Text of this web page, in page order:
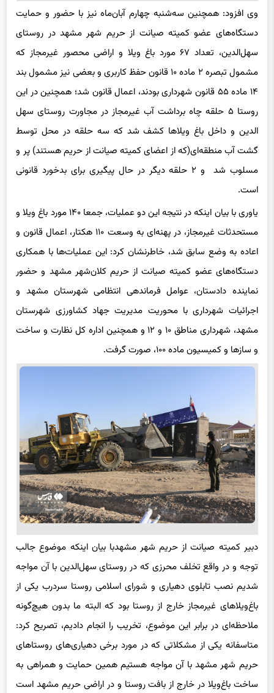
وی افزود: همچنین سه‌شنبه چهارم آبان‌ماه نیز با حضور و حمایت
دستگاه‌های عضو کمیته صیانت از حریم شهر مشهد در روستای
سهل‌الدین، تعداد ۶۷ مورد باغ ویلا و اراضی محصور غیرمجاز که
مشمول تبصره ۲ ماده ۱۰ قانون حفظ کاربری و بعضی نیز مشمول بند
۱۴ ماده ۵۵ قانون شهرداری بودند، اعمال قانون شد؛ همچنین در این
روستا ۵ حلقه چاه برداشت آب غیرمجاز در مجاورت روستای سهل
الدین و داخل باغ ویلاها کشف شد که سه حلقه در محل توسط
گشت آب منطقه‌ای(که از اعضای کمیته صیانت از حریم هستند) پر و
مسلوب شد و ۲ حلقه دیگر در حال پیگیری برای بدخورد قانونی
است.
یاوری با بیان اینکه در نتیجه این دو عملیات، جمعا ۱۴۰ مورد باغ ویلا و
مستحدثات غیرمجاز، در پهنه‌ای به وسعت ۱۱۰ هکتار، اعمال قانون و
اعاده به وضع سابق شد، خاطرنشان کرد: این عملیات‌ها با همکاری
دستگاه‌های عضو کمیته صیانت از حریم کلان‌شهر مشهد و حضور
نماینده دادستان، عوامل فرماندهی انتظامی شهرستان مشهد و
اجرائیات شهرداری با محوریت مدیریت جهاد کشاورزی شهرستان
مشهد، شهرداری مناطق ۱۰ و ۱۲ و همچنین اداره کل نظارت و ساخت
و سازها و کمیسیون ماده ۱۰۰، صورت گرفت.
دبیر کمیته صیانت از حریم شهر مشهدبا بیان اینکه موضوع جالب
توجه و در واقع تخلف محرزی که در روستای سهل‌الدین با آن مواجه
شدیم نصب تابلوی دهیاری و شورای اسلامی روستا سردرب یکی از
باغ‌ویلاهای غیرمجاز خارج از روستا بود که البته ما بدون هیچ‌گونه
ملاحظه‌ای در برابر این موضوع، تخریب را انجام دادیم، تصریح کرد:
متاسفانه یکی از مشکلاتی که در مورد برخی دهیاری‌های روستاهای
حریم شهر مشهد با آن مواجه هستیم همین حمایت و همراهی به
ساخت باغ‌ویلا در خارج از بافت روستا و در اراضی حریم مشهد است